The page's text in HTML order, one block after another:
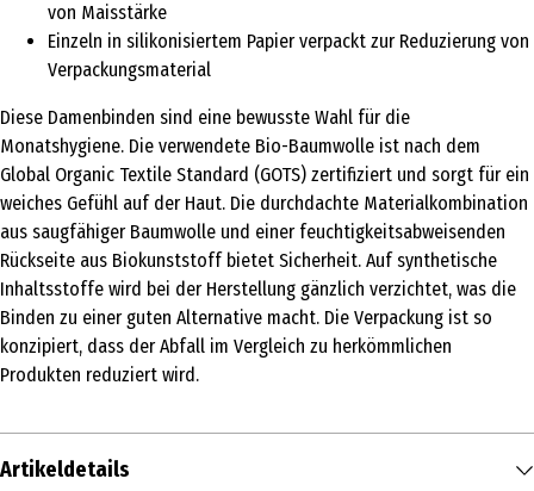
von Maisstärke
Einzeln in silikonisiertem Papier verpackt zur Reduzierung von
Verpackungsmaterial
Diese Damenbinden sind eine bewusste Wahl für die
Monatshygiene. Die verwendete Bio-Baumwolle ist nach dem
Global Organic Textile Standard (GOTS) zertifiziert und sorgt für ein
weiches Gefühl auf der Haut. Die durchdachte Materialkombination
aus saugfähiger Baumwolle und einer feuchtigkeitsabweisenden
Rückseite aus Biokunststoff bietet Sicherheit. Auf synthetische
Inhaltsstoffe wird bei der Herstellung gänzlich verzichtet, was die
Binden zu einer guten Alternative macht. Die Verpackung ist so
konzipiert, dass der Abfall im Vergleich zu herkömmlichen
Produkten reduziert wird.
Artikeldetails